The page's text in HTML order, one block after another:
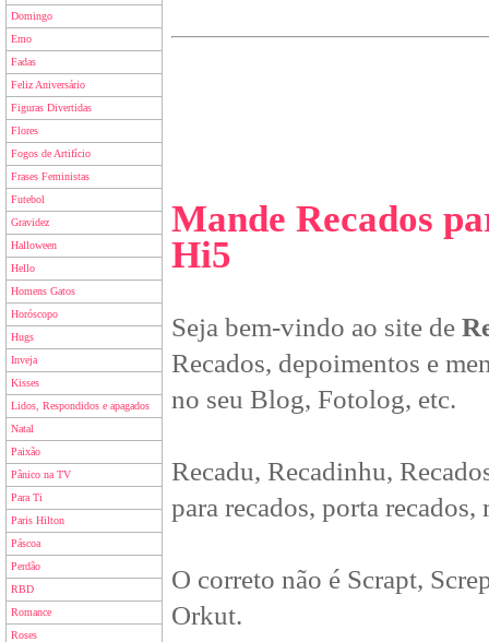
Domingo
Emo
Fadas
Feliz Aniversário
Figuras Divertidas
Flores
Fogos de Artifício
Frases Feministas
Futebol
Gravidez
Halloween
Hello
Homens Gatos
Horóscopo
Hugs
Inveja
Kisses
Lidos, Respondidos e apagados
Natal
Paixão
Pânico na TV
Para Ti
Paris Hilton
Páscoa
Perdão
RBD
Romance
Roses
Mande Recados
Hi5
Seja bem-vindo ao site de
Recados, depoimentos e
no seu Blog, Fotolog, etc.
Recadu, Recadinhu,
para recados, porta
O correto não é Scrapt,
Orkut.